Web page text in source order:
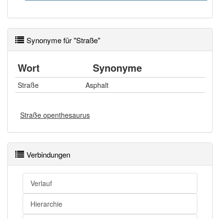
Synonyme für "Straße"
Wort Synonyme
Straße Asphalt
Straße openthesaurus
Verbindungen
Verlauf
Hierarchie